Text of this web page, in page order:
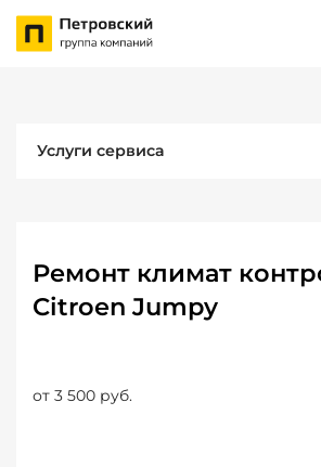
Услуги сервиса
Ремонт климат
Citroen Jumpy
от 3 500 руб.